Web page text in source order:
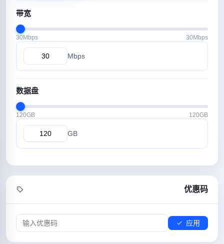
带宽
30Mbps 30Mbps
Mbps
数据盘
120GB 120GB
GB
优惠码
应用